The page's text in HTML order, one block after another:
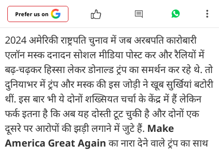
Prefer us on
2024 अमेरिकी राष्ट्रपति चुनाव में जब अरबपति कारोबारी
एलॉन मस्क दनादन सोशल मीडिया पोस्ट कर और रैलियों में
बढ़-चढ़कर हिस्सा लेकर डोनाल्ड ट्रंप का समर्थन कर रहे थे. तो
दुनियाभर में ट्रंप और मस्क की इस जोड़ी ने खूब सुर्खियां बटोरी
थीं. इस बार भी ये दोनों शख्सियत चर्चा के केंद्र में हैं लेकिन
फर्क इतना है कि अब यह दोस्ती टूट चुकी है और दोनों एक
दूसरे पर आरोपों की झड़ी लगाने में जुटे हैं. Make
America Great Again का नारा देने वाले ट्रंप का साथ